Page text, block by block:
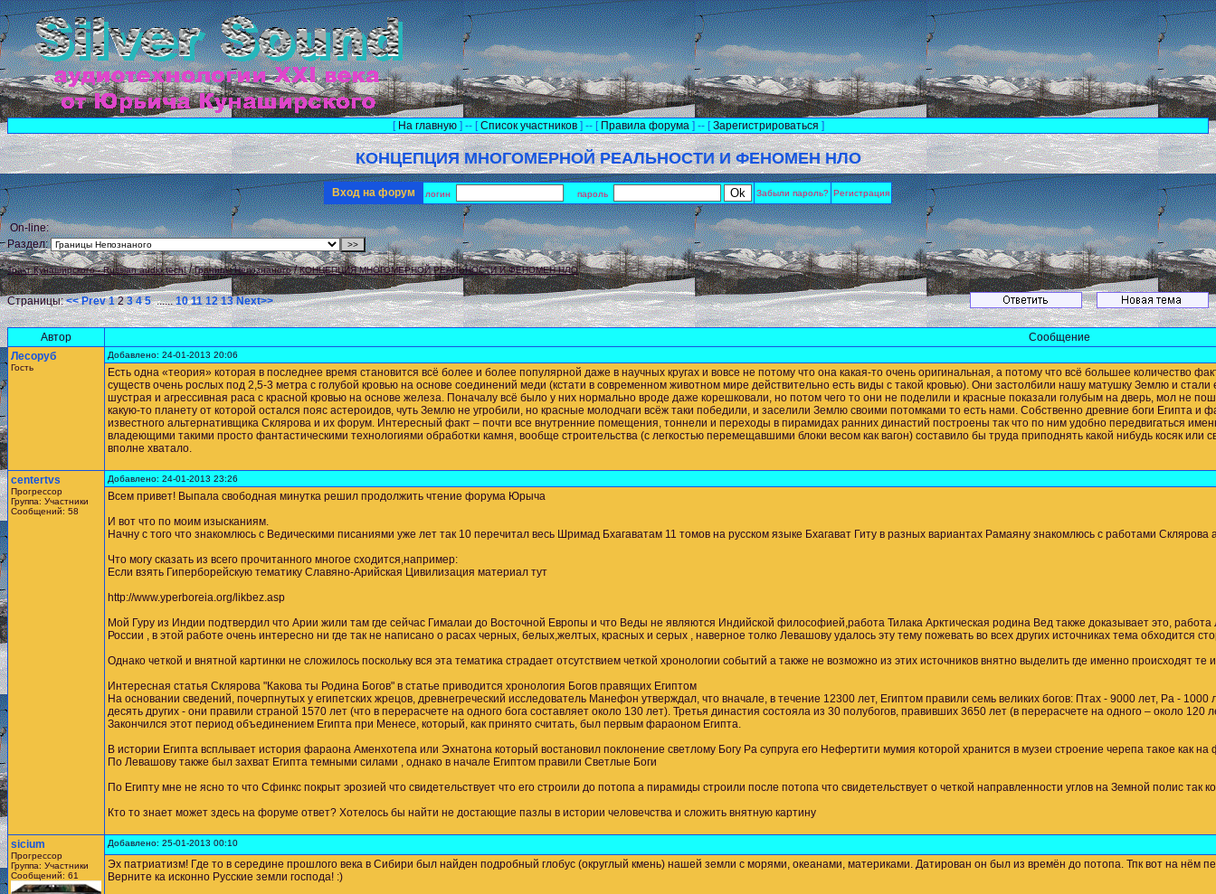
[ На главную] -- [Список участников] -- [ Правила форума] -- [Зарегистрироваться ]
КОНЦЕПЦИЯ МНОГОМЕРНОЙ РЕАЛЬНОСТИ И ФЕНОМЕН НЛО
Вход на форум логин пароль Забыли пароль? Регистрация
On-line:
Раздел:
Тракт Кунаширского - Russian audio tech!/Границы Непознаного/КОНЦЕПЦИЯ МНОГОМЕРНОЙ РЕАЛЬНОСТИ И ФЕНОМЕН НЛО
Страницы:<< Prev 1 2 3 4 5......10 11 12 13 Next>>
Автор
Сообщение
Лесоруб
Гость
Добавлено: 24-01-2013 20:06
Есть одна «теория» которая в последнее время становится всё более и более популярной даже в научных кругах и вовсе не потому что она какая-то очень оригинальная, а потому что всё большее
существ очень рослых под 2,5-3 метра с голубой кровью на основе соединений меди (кстати в современном животном мире действительно есть виды с такой кровью). Они застолбили нашу матушку Землю и
шустрая и агрессивная раса с красной кровью на основе железа. Поначалу всё было у них нормально вроде даже корешковали, но потом чего то они не поделили и красные показали голубым на дверь, мол не
какую-то планету от которой остался пояс астероидов, чуть Землю не угробили, но красные молодчаги всёж таки победили, и заселили Землю своими потомками то есть нами. Собственно древние боги
известного альтернативщика Склярова и их форум. Интересный факт – почти все внутренние помещения, тоннели и переходы в пирамидах ранних династий построены так что по ним удобно передвигаться
владеющими такими просто фантастическими технологиями обработки камня, вообще строительства (с легкостью перемещавшими блоки весом как вагон) составило бы труда приподнять какой нибудь косяк
вполне хватало.
centertvs
Прогрессор
Группа: Участники
Сообщений: 58
Добавлено: 24-01-2013 23:26
Всем привет! Выпала свободная минутка решил продолжить чтение форума Юрыча
И вот что по моим изысканиям.
Начну с того что знакомлюсь с Ведическими писаниями уже лет так 10 перечитал весь Шримад Бхагаватам 11 томов на русском языке Бхагават Гиту в разных вариантах Рамаяну знакомлюсь с работами
Что могу сказать из всего прочитанного многое сходится,например:
Если взять Гиперборейскую тематику Славяно-Арийская Цивилизация материал тут
http://www.yperboreia.org/likbez.asp
Мой Гуру из Индии подтвердил что Арии жили там где сейчас Гималаи до Восточной Европы и что Веды не являются Индийской философией,работа Тилака Арктическая родина Вед также доказывает это,
России , в этой работе очень интересно ни где так не написано о расах черных, белых,желтых, красных и серых , наверное толко Левашову удалось эту тему пожевать во всех других источниках тема обходится
Однако четкой и внятной картинки не сложилось поскольку вся эта тематика страдает отсутствием четкой хронологии событий а также не возможно из этих источников внятно выделить где именно происходят
Интересная статья Склярова "Какова ты Родина Богов" в статье приводится хронология Богов правящих Египтом
На основании сведений, почерпнутых у египетских жрецов, древнегреческий исследователь Манефон утверждал, что вначале, в течение 12300 лет, Египтом правили семь великих богов: Птах - 9000 лет, Ра -
десять других - они правили страной 1570 лет (что в перерасчете на одного бога составляет около 130 лет). Третья династия состояла из 30 полубогов, правивших 3650 лет (в перерасчете на одного –
Закончился этот период объединением Египта при Менесе, который, как принято считать, был первым фараоном Египта.
В истории Египта всплывает история фараона Аменхотепа или Эхнатона который востановил поклонение светлому Богу Ра супруга его Нефертити мумия которой хранится в музеи строение черепа такое
По Левашову также был захват Египта темными силами , однако в начале Египтом правили Светлые Боги
По Египту мне не ясно то что Сфинкс покрыт эрозией что свидетельствует что его строили до потопа а пирамиды строили после потопа что свидетельствует о четкой направленности углов на Земной полис
Кто то знает может здесь на форуме ответ? Хотелось бы найти не достающие пазлы в истории человечства и сложить внятную картину
sicium
Прогрессор
Группа: Участники
Сообщений: 61
Добавлено: 25-01-2013 00:10
Эх патриатизм! Где то в середине прошлого века в Сибири был найден подробный глобус (округлый кмень) нашей земли с морями, океанами, материками. Датирован он был из времён до потопа. Тпк вот на нём
Верните ка исконно Русские земли господа! :)